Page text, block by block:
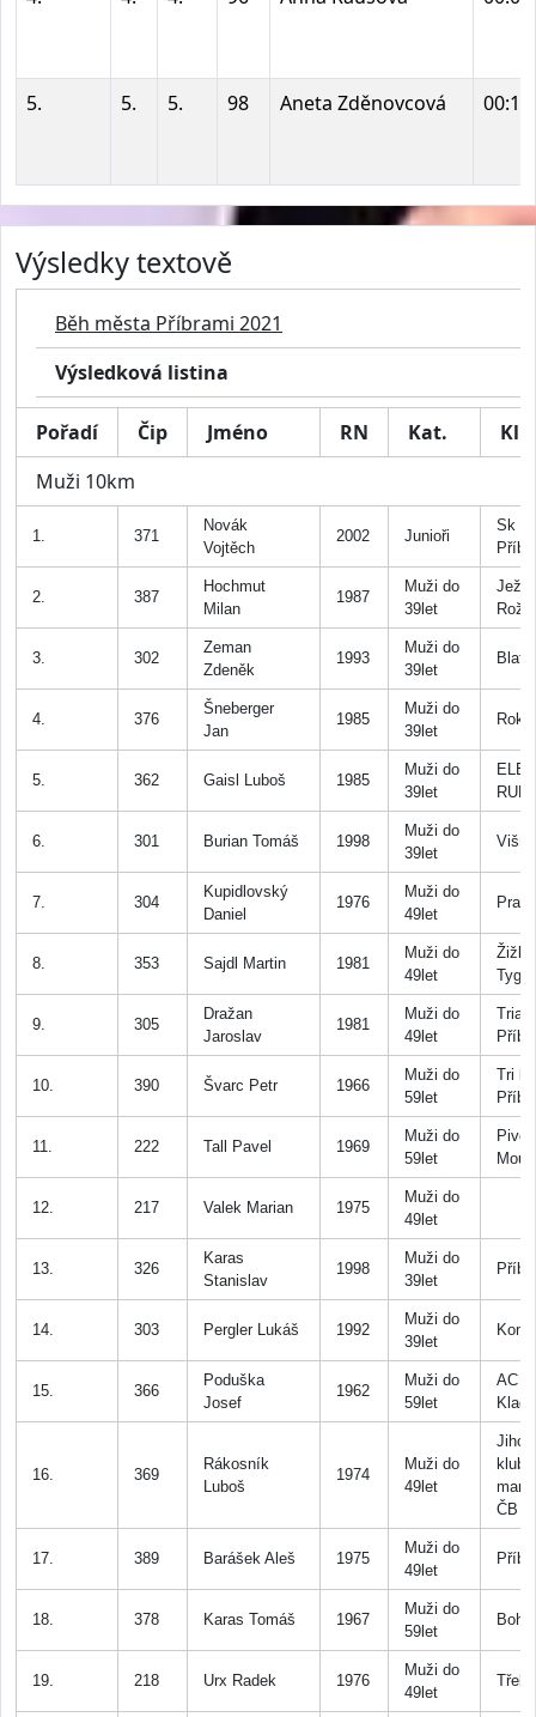
5. 5. 5. 98 Aneta Zděnovcová
Výsledky textově
Běh města Příbrami 2021
Výsledková listina
Pořadí Čip Jméno RN Kat.
Muži 10km
1. 371
Novák
Vojtěch
2002 Junioři
Sk
2. 387
Hochmut
Milan
1987
Muži do
39let
Ježci
3. 302
Zeman
Zdeněk
1993
Muži do
39let
4. 376
Šneberger
Jan
1985
Muži do
39let
5. 362 Gaisl Luboš 1985
Muži do
39let
RUN
6. 301 Burian Tomáš 1998
Muži do
39let
7. 304
Kupidlovský
Daniel
1976
Muži do
49let
8. 353 Sajdl Martin 1981
Muži do
49let
Tygři
9. 305
Dražan
Jaroslav
1981
Muži do
49let
10. 390 Švarc Petr 1966
Muži do
59let
Tri
11. 222 Tall Pavel 1969
Muži do
59let
12. 217 Valek Marian 1975
Muži do
49let
13. 326
Karas
Stanislav
1998
Muži do
39let
14. 303 Pergler Lukáš 1992
Muži do
39let
15. 366
Poduška
Josef
1962
Muži do
59let
AC
16. 369
Rákosník
Luboš
1974
Muži do
49let
klub
ČB
17. 389 Barášek Aleš 1975
Muži do
49let
18. 378 Karas Tomáš 1967
Muži do
59let
19. 218 Urx Radek 1976
Muži do
49let